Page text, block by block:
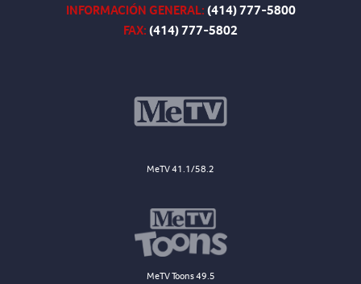
INFORMACIÓN GENERAL:(414) 777-5800
FAX:(414) 777-5802
MeTV 41.1/58.2
MeTV Toons 49.5